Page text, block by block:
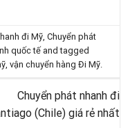
đi Mỹ,Chuyển phát
quốc tế and tagged
,vận chuyển hàng Đi Mỹ.
Chuyển phát nhanh đi
(Chile) giá rẻ nhất